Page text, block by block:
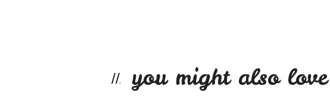
you might also love